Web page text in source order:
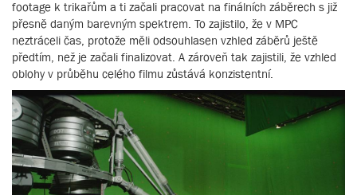
footage k trikařům a ti začali pracovat na finálních záběrech s již
přesně daným barevným spektrem. To zajistilo, že v MPC
neztráceli čas, protože měli odsouhlasen vzhled záběrů ještě
předtím, než je začali finalizovat. A zároveň tak zajistili, že vzhled
oblohy v průběhu celého filmu zůstává konzistentní.